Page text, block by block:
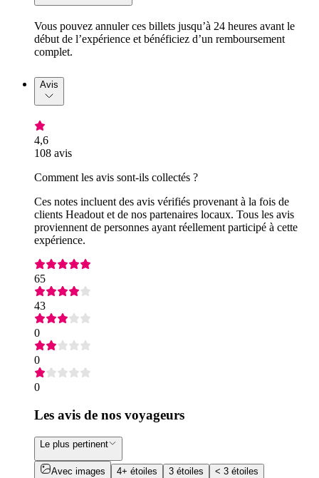
Vous pouvez annuler ces billets jusqu’à 24 heures avant le
début de l’expérience et bénéficiez d’un remboursement
complet.
Avis
4,6
108 avis
Comment les avis sont-ils collectés ?
Ces notes incluent des avis vérifiés provenant à la fois de
clients Headout et de nos partenaires locaux. Tous les avis
proviennent de personnes ayant réellement participé à cette
expérience.
65
43
0
0
0
Les avis de nos voyageurs
Le plus pertinent
Avec images 4+ étoiles 3 étoiles < 3 étoiles